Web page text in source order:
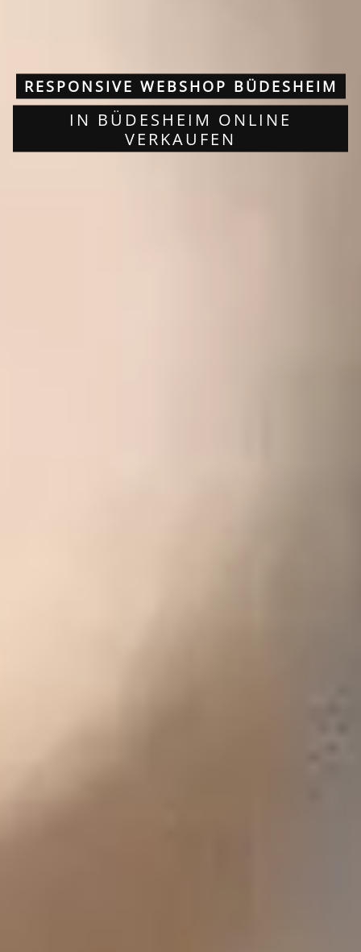
RESPONSIVE WEBSHOP BÜDESHEIM
IN BÜDESHEIM ONLINE
VERKAUFEN